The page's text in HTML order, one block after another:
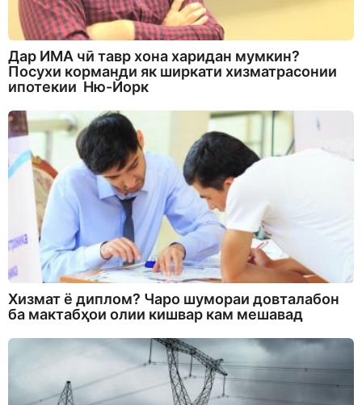
Дар ИМА чӣ тавр хона харидан мумкин?
Посухи корманди як ширкати хизматрасонии
ипотекии Ню-Йорк
Хизмат ё диплом? Чаро шумораи довталабон
ба мактабҳои олии кишвар кам мешавад